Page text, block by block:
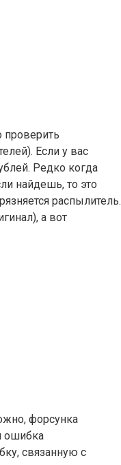
проверить
Если у вас
Редко когда
найдешь, то это
распылитель.
а вот
форсунка
ошибка
связанную с